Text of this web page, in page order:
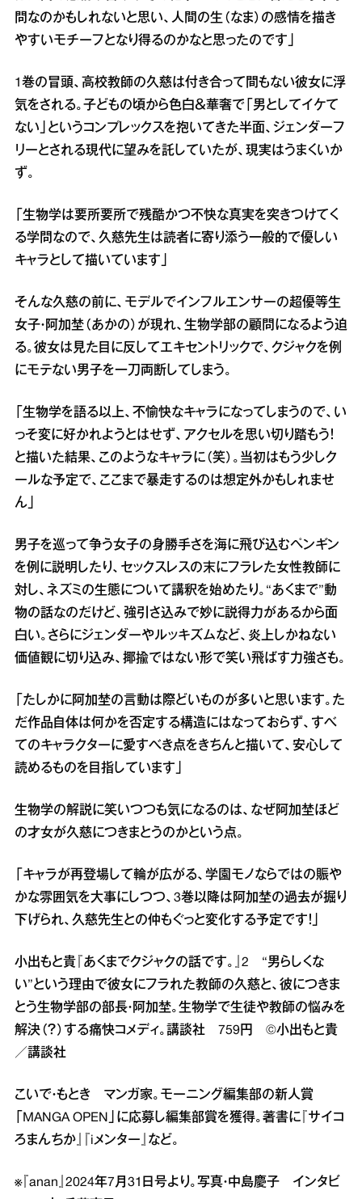
問なのかもしれないと思い、人間の生（なま）の感情を描き
やすいモチーフとなり得るのかなと思ったのです」
1巻の冒頭、高校教師の久慈は付き合って間もない彼女に浮
気をされる。子どもの頃から色白＆華奢で「男としてイケて
ない」というコンプレックスを抱いてきた半面、ジェンダーフ
リーとされる現代に望みを託していたが、現実はうまくいか
ず。
「生物学は要所要所で残酷かつ不快な真実を突きつけてく
る学問なので、久慈先生は読者に寄り添う一般的で優しい
キャラとして描いています」
そんな久慈の前に、モデルでインフルエンサーの超優等生
女子・阿加埜（あかの）が現れ、生物学部の顧問になるよう迫
る。彼女は見た目に反してエキセントリックで、クジャクを例
にモテない男子を一刀両断してしまう。
「生物学を語る以上、不愉快なキャラになってしまうので、い
っそ変に好かれようとはせず、アクセルを思い切り踏もう！
と描いた結果、このようなキャラに（笑）。当初はもう少しク
ールな予定で、ここまで暴走するのは想定外かもしれませ
ん」
男子を巡って争う女子の身勝手さを海に飛び込むペンギン
を例に説明したり、セックスレスの末にフラレた女性教師に
対し、ネズミの生態について講釈を始めたり。“あくまで”動
物の話なのだけど、強引さ込みで妙に説得力があるから面
白い。さらにジェンダーやルッキズムなど、炎上しかねない
価値観に切り込み、揶揄ではない形で笑い飛ばす力強さも。
「たしかに阿加埜の言動は際どいものが多いと思います。た
だ作品自体は何かを否定する構造にはなっておらず、すべ
てのキャラクターに愛すべき点をきちんと描いて、安心して
読めるものを目指しています」
生物学の解説に笑いつつも気になるのは、なぜ阿加埜ほど
の才女が久慈につきまとうのかという点。
「キャラが再登場して輪が広がる、学園モノならではの賑や
かな雰囲気を大事にしつつ、3巻以降は阿加埜の過去が掘り
下げられ、久慈先生との仲もぐっと変化する予定です！」
小出もと貴『あくまでクジャクの話です。』2 “男らしくな
い”という理由で彼女にフラれた教師の久慈と、彼につきま
とう生物学部の部長・阿加埜。生物学で生徒や教師の悩みを
解決（？）する痛快コメディ。講談社 759円 ©小出もと貴
／講談社
こいで・もとき マンガ家。モーニング編集部の新人賞
「MANGA OPEN」に応募し編集部賞を獲得。著書に『サイコ
ろまんちか』『iメンター』など。
※『anan』2024年7月31日号より。写真・中島慶子 インタビ